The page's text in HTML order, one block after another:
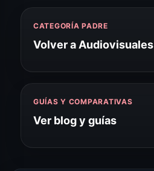
CATEGORÍA PADRE
Volver a Audiovisuales
GUÍAS Y COMPARATIVAS
Ver blog y guías